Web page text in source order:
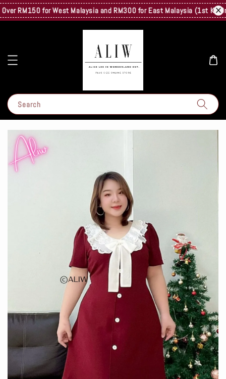
RM150 for West Malaysia and RM300 for East Malaysia (1st Kg
Search